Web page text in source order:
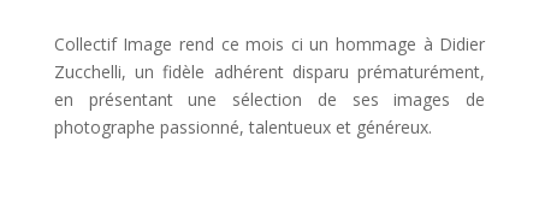
Collectif Image rend ce mois ci un hommage à Didier
Zucchelli, un fidèle adhérent disparu prématurément,
en présentant une sélection de ses images de
photographe passionné, talentueux et généreux.